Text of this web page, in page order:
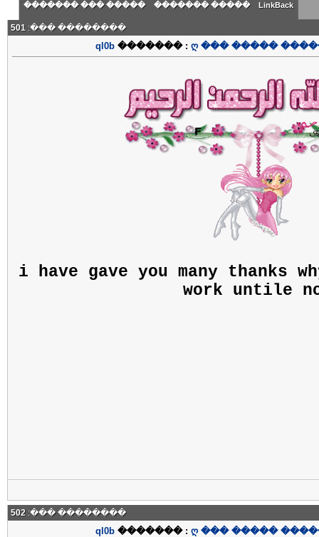
LinkBack
����� �������
����� ��� �������
�������� ���:
501
ql0b ������� : ღ ��� �����
i have gave you many thanks
work untile
�������� ���:
502
ql0b ������� : ღ ��� �����